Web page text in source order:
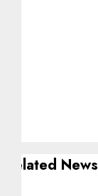
Related News